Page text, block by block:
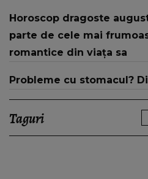
Horoscop dragoste
parte de cele mai
romantice din viața sa
Probleme cu stomacul?
Taguri